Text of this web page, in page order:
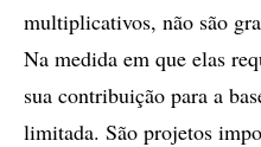
multiplicativos, não são
Na medida em que elas
sua contribuição para a
limitada. São projetos